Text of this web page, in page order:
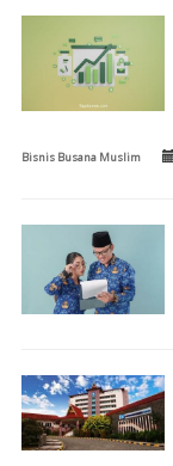
Bisnis Busana Muslim